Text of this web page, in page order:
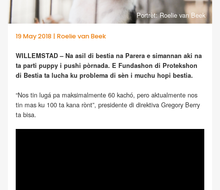
Portrèt: Roelie van Beek
19 May 2018 | Roelie van Beek
WILLEMSTAD – Na asil di bestia na Parera e simannan aki na
ta parti puppy i pushi pòrnada. E Fundashon di Protekshon
di Bestia ta lucha ku problema di sèn i muchu hopi bestia.
“Nos tin lugá pa maksimalmente 60 kachó, pero aktualmente nos
tin mas ku 100 ta kana rònt”, presidente di direktiva Gregory Berry
ta bisa.